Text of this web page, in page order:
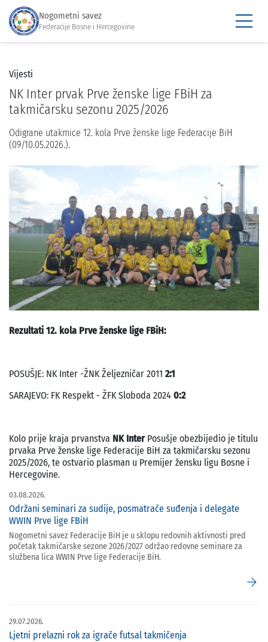
Nogometni savez
Federacije Bosne i Hercegovine
Vijesti
NK Inter prvak Prve ženske lige FBiH za
takmičarsku sezonu 2025/2026
Odigrane utakmice 12. kola Prve ženske lige Federacije BiH
(09/10.05.2026.).
Rezultati 12. kola Prve ženske lige FBiH:
POSUŠJE: NK Inter -ŽNK Željezničar 2011 2:1
SARAJEVO: FK Respekt - ŽFK Sloboda 2024 0:2
Kolo prije kraja prvanstva NK InterPosušje obezbijedio je titulu
prvaka Prve ženske lige Federacije BiH za takmičarsku sezonu
2025/2026, te ostvario plasman u Premijer žensku ligu Bosne i
Hercegovine.
03.08.2026.
Održani seminari za sudije, posmatrače suđenja i delegate
WWIN Prve lige FBiH
Nogometni savez Federacije BiH je u sklopu redovnih aktivnosti pred
početak takmičarske sezone 2026/2027 održao redovne seminare za
službena lica WWIN Prve lige Federacije BiH.
arrow_forward
29.07.2026.
Ljetni prelazni rok za igrače futsal takmičenja